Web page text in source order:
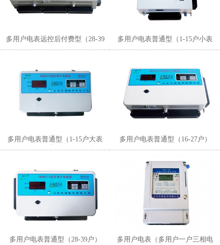
多用户电表远控后付费型（28-39
户）
多用户电表普通型（1-15户小表
壳）
多用户电表普通型（1-15户大表
壳）
多用户电表普通型（16-27户）
多用户电表普通型（28-39户）
多用户电表（多用户一户三相电